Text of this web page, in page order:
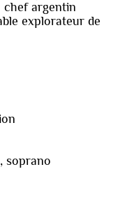
chef argentin
explorateur de
soprano